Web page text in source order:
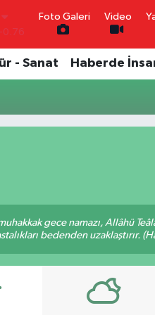
-0.76
Foto Galeri Video
- Sanat Haberde
gece namazı, Allâhü
bedenden uzaklaştırır.